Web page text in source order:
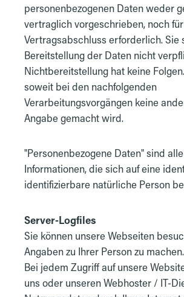
personenbezogenen Daten weder
vertraglich vorgeschrieben, noch
Vertragsabschluss erforderlich. Sie
Bereitstellung der Daten nicht
Nichtbereitstellung hat keine
soweit bei den nachfolgenden
Verarbeitungsvorgängen keine
Angabe gemacht wird.
"Personenbezogene Daten" sind alle
Informationen, die sich auf eine
identifizierbare natürliche Person
Server-Logfiles
Sie können unsere Webseiten
Angaben zu Ihrer Person zu machen.
Bei jedem Zugriff auf unsere
uns oder unseren Webhoster / IT-